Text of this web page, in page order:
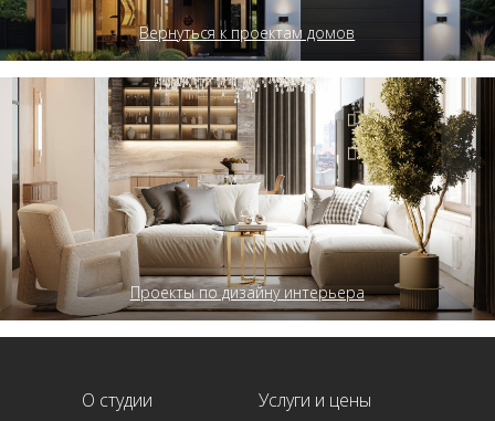
Вернуться к проектам домов
Проекты по дизайну интерьера
О студии Услуги и цены
Мы работаем пн–пт 10:00–20:00